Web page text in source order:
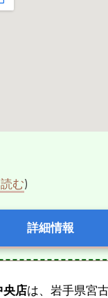
む)
詳細情報
央店は、岩手県宮